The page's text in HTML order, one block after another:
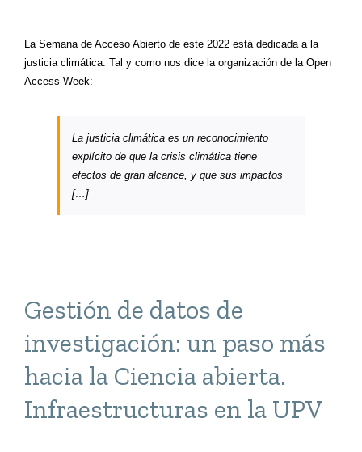
La Semana de Acceso Abierto de este 2022 está dedicada a la
justicia climática. Tal y como nos dice la organización de la Open
Access Week:
La justicia climática es un reconocimiento
explícito de que la crisis climática tiene
efectos de gran alcance, y que sus impactos
[…]
Gestión de datos de
investigación: un paso más
hacia la Ciencia abierta.
Infraestructuras en la UPV